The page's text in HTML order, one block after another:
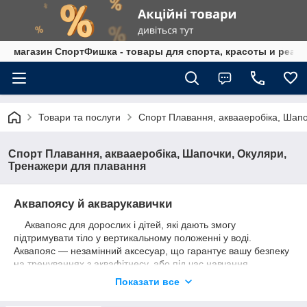
магазин СпортФишка - товары для спорта, красоты и
Товари та послуги Спорт Плавання, аквааеробіка,
Спорт Плавання, аквааеробіка, Шапочки, Окуляри,
Тренажери для плавання
Аквапоясу й акварукавички
Аквапояс для дорослих і дітей, які дають змогу
підтримувати тіло у вертикальному положенні у воді.
Аквапояс — незамінний аксесуар, що гарантує вашу безпеку
на тренуваннях з аквафітнесу, або під час навчання
Показати все